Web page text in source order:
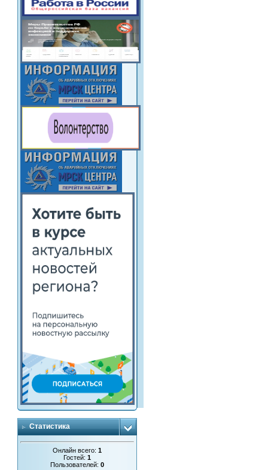
Статистика
Онлайн всего:1
Гостей:1
Пользователей:0